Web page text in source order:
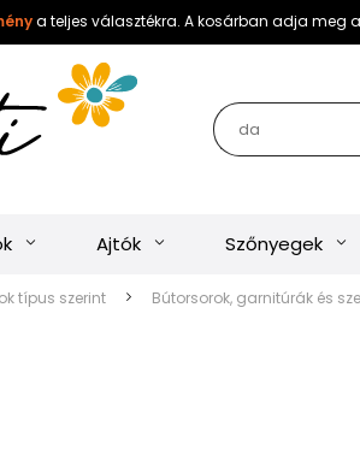
a teljes választékra. A kosárban adja meg
Ajtók Szőnyegek
típus szerint Bútorsorok, garnitúrák és